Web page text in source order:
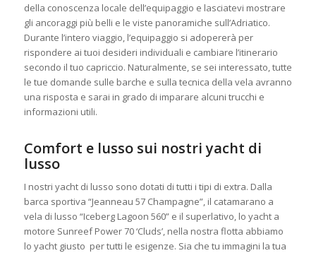
della conoscenza locale dell’equipaggio e lasciatevi mostrare
gli ancoraggi più belli e le viste panoramiche sull’Adriatico.
Durante l’intero viaggio, l’equipaggio si adopererà per
rispondere ai tuoi desideri individuali e cambiare l’itinerario
secondo il tuo capriccio. Naturalmente, se sei interessato, tutte
le tue domande sulle barche e sulla tecnica della vela avranno
una risposta e sarai in grado di imparare alcuni trucchi e
informazioni utili.
Comfort e lusso sui nostri yacht di
lusso
I nostri yacht di lusso sono dotati di tutti i tipi di extra. Dalla
barca sportiva “Jeanneau 57 Champagne”, il catamarano a
vela di lusso “Iceberg Lagoon 560” e il superlativo, lo yacht a
motore Sunreef Power 70 ‘Cluds’, nella nostra flotta abbiamo
lo yacht giusto per tutti le esigenze. Sia che tu immagini la tua